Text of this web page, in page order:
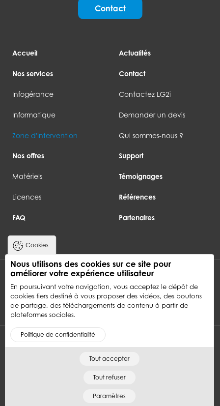
Contact
Accueil
Nos services
Infogérance
Informatique
Zone d'intervention
Nos offres
Matériels
Licences
FAQ
Actualités
Contact
Contactez LG2i
Demander un devis
Qui sommes-nous ?
Support
Témoignages
Références
Partenaires
S'inscire
Mentions légales
LG2i - Tous droit réservés. Designed by
Cookies
Nous utilisons des cookies sur ce site pour
améliorer votre expérience utilisateur
En poursuivant votre navigation, vous acceptez le dépôt de
cookies tiers destiné à vous proposer des vidéos, des boutons
de partage, des téléchargements de contenu à partir de
plateformes sociales.
Politique de confidentialité
Tout accepter
Tout refuser
Paramètres